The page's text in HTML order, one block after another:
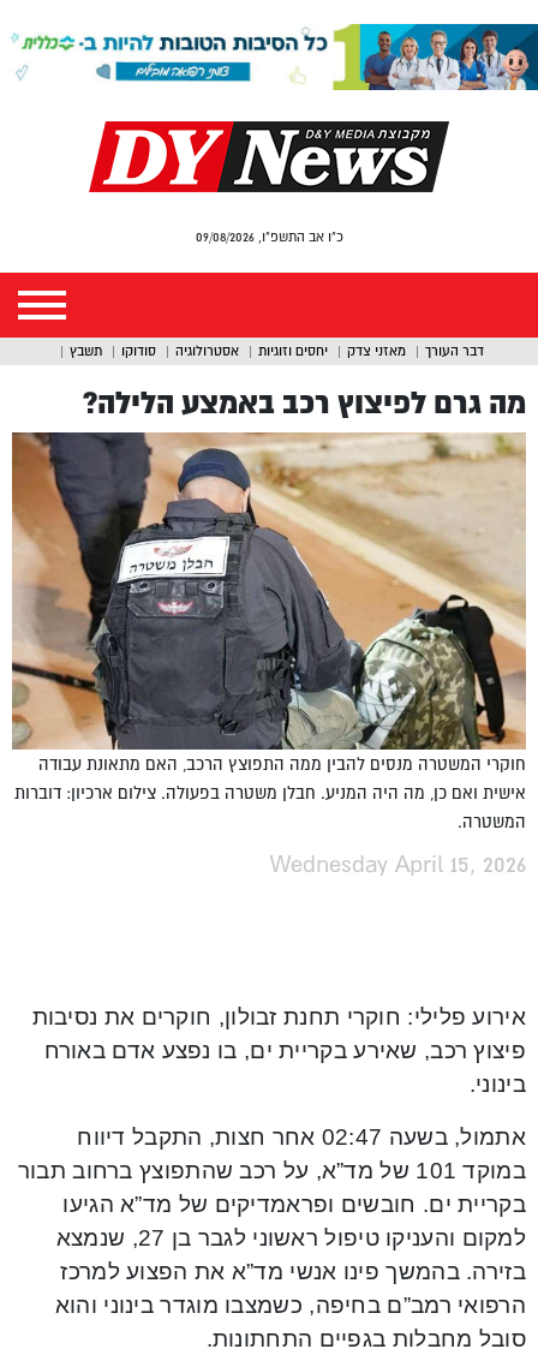
כ"ו אב התשפ"ו, 09/08/2026
דבר העורך מאזני צדק יחסים וזוגיות אסטרולוגיה סודוקו תשבץ
מה גרם לפיצוץ רכב באמצע הלילה?
חוקרי המשטרה מנסים להבין ממה התפוצץ הרכב, האם מתאונת עבודה
אישית ואם כן, מה היה המניע. חבלן משטרה בפעולה. צילום ארכיון: דוברות
המשטרה.
Wednesday April 15, 2026
אירוע פלילי: חוקרי תחנת זבולון, חוקרים את נסיבות
פיצוץ רכב, שאירע בקריית ים, בו נפצע אדם באורח
בינוני.
אתמול, בשעה 02:47 אחר חצות, התקבל דיווח
במוקד 101 של מד”א, על רכב שהתפוצץ ברחוב תבור
בקריית ים. חובשים ופראמדיקים של מד”א הגיעו
למקום והעניקו טיפול ראשוני לגבר בן 27, שנמצא
בזירה. בהמשך פינו אנשי מד”א את הפצוע למרכז
הרפואי רמב”ם בחיפה, כשמצבו מוגדר בינוני והוא
סובל מחבלות בגפיים התחתונות.